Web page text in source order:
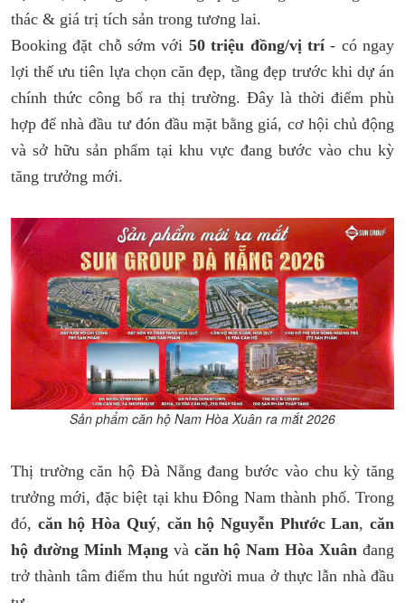
thác & giá trị tích sản trong tương lai.
Booking đặt chỗ sớm với 50 triệu đồng/vị trí- có ngay
lợi thế ưu tiên lựa chọn căn đẹp, tầng đẹp trước khi dự án
chính thức công bố ra thị trường. Đây là thời điểm phù
hợp để nhà đầu tư đón đầu mặt bằng giá, cơ hội chủ động
và sở hữu sản phẩm tại khu vực đang bước vào chu kỳ
tăng trưởng mới.
Sản phẩm căn hộ Nam Hòa Xuân ra mắt 2026
Thị trường căn hộ Đà Nẵng đang bước vào chu kỳ tăng
trưởng mới, đặc biệt tại khu Đông Nam thành phố. Trong
đó, căn hộ Hòa Quý, căn hộ Nguyễn Phước Lan,căn
hộ đường Minh Mạngvà căn hộ Nam Hòa Xuân đang
trở thành tâm điểm thu hút người mua ở thực lẫn nhà đầu
078 62 52 555